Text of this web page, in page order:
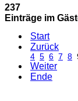
237
Einträge im
Start
Zurück
4 5 6 7 8
Weiter
Ende